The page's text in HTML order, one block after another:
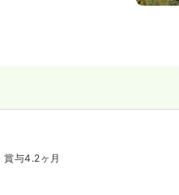
賞与4.2ヶ月